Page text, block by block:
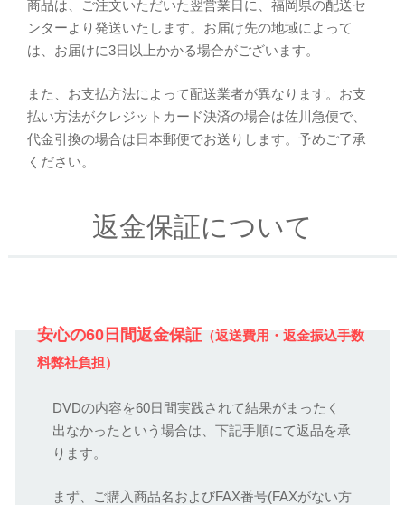
商品は、ご注文いただいた翌営業日に、福岡県の配送セ
ンターより発送いたします。お届け先の地域によって
は、お届けに3日以上かかる場合がございます。
また、お支払方法によって配送業者が異なります。お支
払い方法がクレジットカード決済の場合は佐川急便で、
代金引換の場合は日本郵便でお送りします。予めご了承
ください。
返金保証について
安心の60日間返金保証 （返送費用・返金振込手数
料弊社負担）
DVDの内容を60日間実践されて結果がまったく
出なかったという場合は、下記手順にて返品を承
ります。
まず、ご購入商品名およびFAX番号(FAXがない方